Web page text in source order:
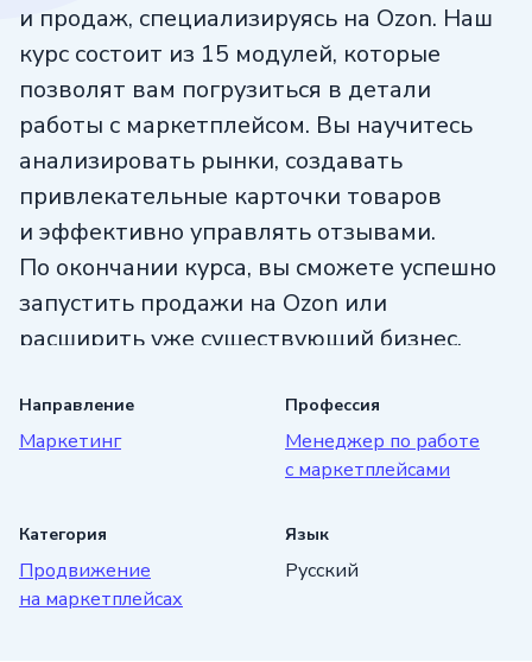
и продаж, специализируясь на Ozon. Наш
курс состоит из 15 модулей, которые
позволят вам погрузиться в детали
работы с маркетплейсом. Вы научитесь
анализировать рынки, создавать
привлекательные карточки товаров
и эффективно управлять отзывами.
По окончании курса, вы сможете успешно
запустить продажи на Ozon или
расширить уже существующий бизнес.
во всех тонкостях работы
с маркетплейсом, поделившись своим
опытом и знаниями. Получите
успешной работы на Ozon.
Присоединяйтесь к курсу «Как стать
Направление
Маркетинг
Профессия
Менеджер по работе
с маркетплейсами
Категория
Продвижение
на маркетплейсах
Язык
Русский